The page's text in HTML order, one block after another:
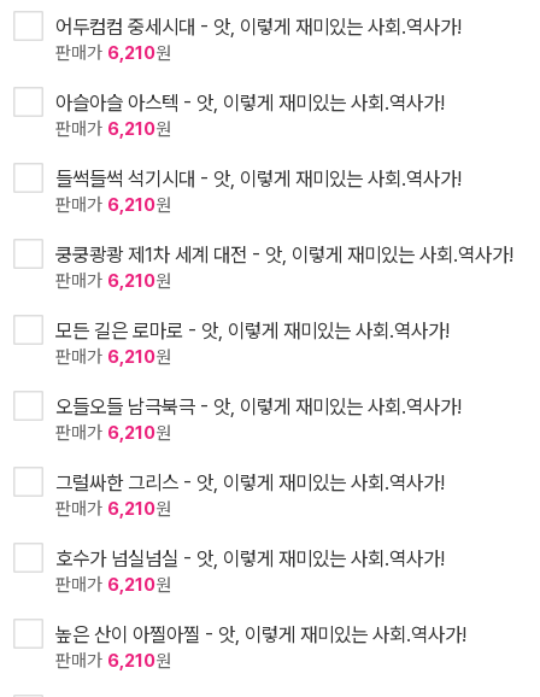
어두컴컴 중세시대 - 앗, 이렇게 재미있는 사회.역사가!
판매가 6,210원
아슬아슬 아스텍 - 앗, 이렇게 재미있는 사회.역사가!
판매가 6,210원
들썩들썩 석기시대 - 앗, 이렇게 재미있는 사회.역사가!
판매가 6,210원
쿵쿵쾅쾅 제1차 세계 대전 - 앗, 이렇게 재미있는 사회.역사가!
판매가 6,210원
모든 길은 로마로 - 앗, 이렇게 재미있는 사회.역사가!
판매가 6,210원
오들오들 남극북극 - 앗, 이렇게 재미있는 사회.역사가!
판매가 6,210원
그럴싸한 그리스 - 앗, 이렇게 재미있는 사회.역사가!
판매가 6,210원
호수가 넘실넘실 - 앗, 이렇게 재미있는 사회.역사가!
판매가 6,210원
높은 산이 아찔아찔 - 앗, 이렇게 재미있는 사회.역사가!
판매가 6,210원